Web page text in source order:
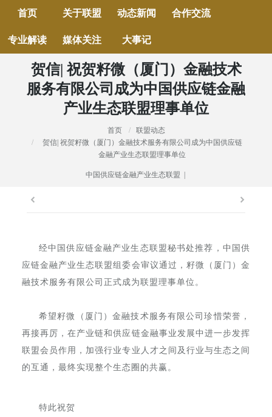
首页 关于联盟 动态新闻 合作交流
专业解读 媒体关注 大事记
贺信| 祝贺籽微（厦门）金融技术
服务有限公司成为中国供应链金融
产业生态联盟理事单位
首页
联盟动态
贺信| 祝贺籽微（厦门）金融技术服务有限公司成为中国供应链
金融产业生态联盟理事单位
中国供应链金融产业生态联盟 |
经中国供应链金融产业生态联盟秘书处推荐，中国供
应链金融产业生态联盟组委会审议通过，籽微（厦门）金
融技术服务有限公司正式成为联盟理事单位。
希望籽微（厦门）金融技术服务有限公司珍惜荣誉，
再接再厉，在产业链和供应链金融事业发展中进一步发挥
联盟会员作用，加强行业专业人才之间及行业与生态之间
的互通，最终实现整个生态圈的共赢。
特此祝贺